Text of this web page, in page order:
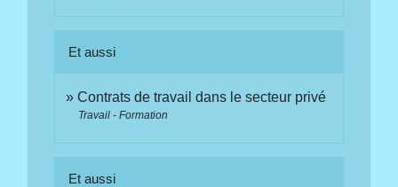
Et aussi
Contrats de travail dans le secteur privé
Travail - Formation
Et aussi